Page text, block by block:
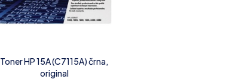
Toner HP 15A (C7115A) črna,
original